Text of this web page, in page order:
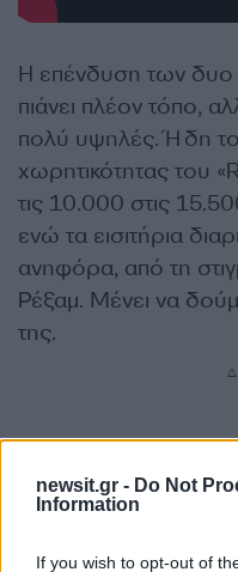
newsit.gr - Do Not
Information
If you wish to opt-out of
Η επένδυση των
πιάνει πλέον τόπο,
πολύ υψηλές. Ήδη το
χωρητικότητας του
τις 10.000 στις
ενώ τα εισιτήρια
ανηφόρα, από τη
Ρέξαμ. Μένει να
της.